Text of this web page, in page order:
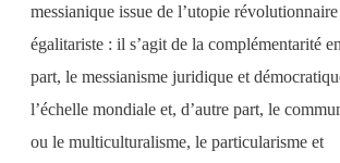
messianique issue de l’utopie révolutionnaire
égalitariste : il s’agit de la complémentarité
part, le messianisme juridique et
l’échelle mondiale et, d’autre part, le
ou le multiculturalisme, le particularisme et